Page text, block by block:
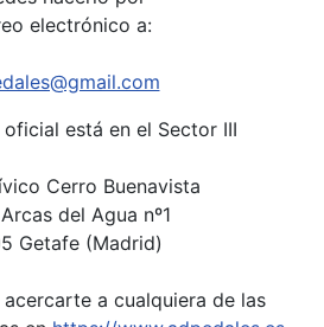
electrónico a:
está en el Sector III
Cerro Buenavista
del Agua nº1
Getafe (Madrid)
a cualquiera de las